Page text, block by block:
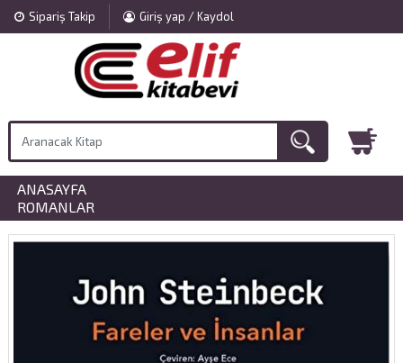
Sipariş Takip Giriş yap / Kaydol
ANASAYFA
ROMANLAR